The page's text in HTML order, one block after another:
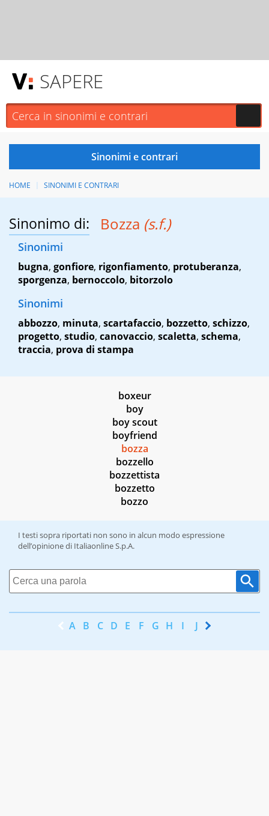
SAPERE
HOME SINONIMI E CONTRARI
Sinonimo di: Bozza (s.f.)
Sinonimi
bugna, gonfiore, rigonfiamento, protuberanza,
sporgenza, bernoccolo, bitorzolo
Sinonimi
abbozzo, minuta, scartafaccio, bozzetto, schizzo,
progetto, studio, canovaccio, scaletta, schema,
traccia, prova di stampa
boxeur
boy
boy scout
boyfriend
bozza
bozzello
bozzettista
bozzetto
bozzo
I testi sopra riportati non sono in alcun modo espressione
dell’opinione di Italiaonline S.p.A.
A B C D E F G H I J K